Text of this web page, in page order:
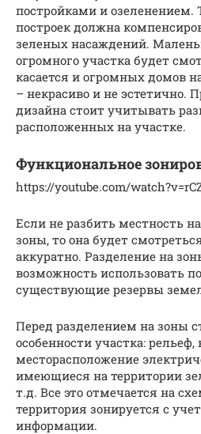
постройками и озеленением.
построек должна
зеленых насаждений.
огромного участка будет
касается и огромных домов
– некрасиво и не эстетично.
дизайна стоит учитывать
расположенных на участке.
Функциональное
https://youtube.com/
Если не разбить местность
зоны, то она будет
аккуратно. Разделение на
возможность использовать
существующие резервы
Перед разделением на зоны
особенности участка:
месторасположение
имеющиеся на территории
т.д. Все это отмечается на
территория зонируется с
информации.